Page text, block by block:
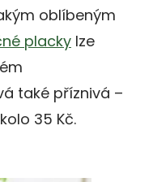
oblíbeným
placky lze
také příznivá –
35 Kč.